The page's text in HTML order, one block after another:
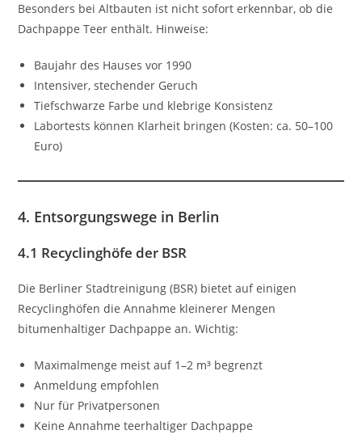
Besonders bei Altbauten ist nicht sofort erkennbar, ob die
Dachpappe Teer enthält. Hinweise:
Baujahr des Hauses vor 1990
Intensiver, stechender Geruch
Tiefschwarze Farbe und klebrige Konsistenz
Labortests können Klarheit bringen (Kosten: ca. 50–100
Euro)
4. Entsorgungswege in Berlin
4.1 Recyclinghöfe der BSR
Die Berliner Stadtreinigung (BSR) bietet auf einigen
Recyclinghöfen die Annahme kleinerer Mengen
bitumenhaltiger Dachpappe an. Wichtig:
Maximalmenge meist auf 1–2 m³ begrenzt
Anmeldung empfohlen
Nur für Privatpersonen
Keine Annahme teerhaltiger Dachpappe